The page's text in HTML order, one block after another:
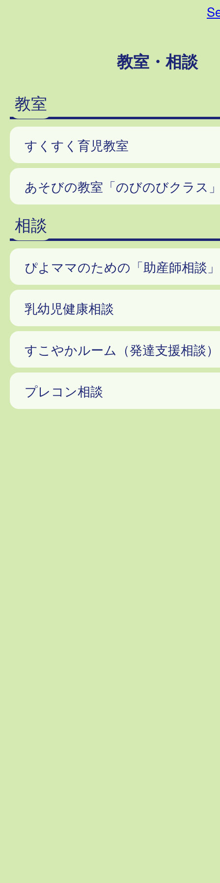
教室・相談
教室
すくすく育児教室
あそびの教室「のびのびクラス
相談
ぴよママのための「助産師相談」
乳幼児健康相談
すこやかルーム（発達支援相談）
プレコン相談